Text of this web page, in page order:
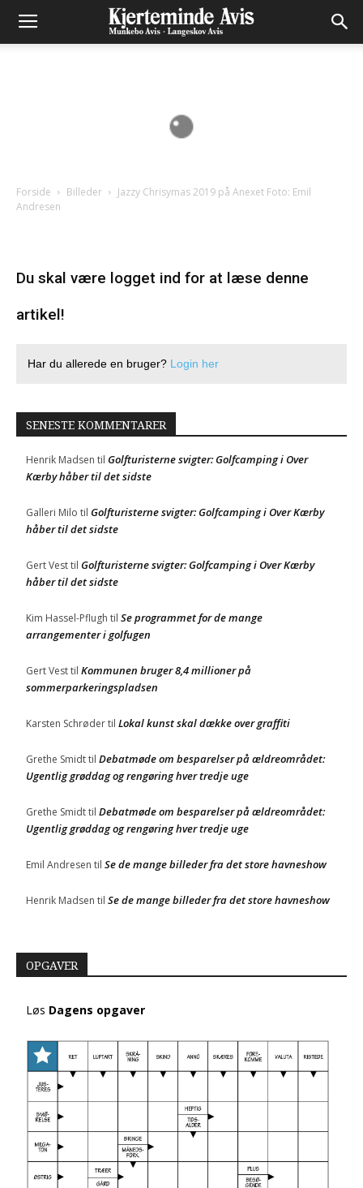
Forside Billeder
Jazzy Chrisymas 2019 på Anexet Foto: Emil
Andresen
Du skal være logget ind for at læse denne
artikel!
Har du allerede en bruger? Login her
SENESTE KOMMENTARER
Henrik Madsen til Golfturisterne svigter: Golfcamping i Over
Kærby håber til det sidste
Galleri Milo til Golfturisterne svigter: Golfcamping i Over Kærby
håber til det sidste
Gert Vesttil Golfturisterne svigter: Golfcamping i Over Kærby
håber til det sidste
Kim Hassel-Pflugh til Se programmet for de mange
arrangementer i golfugen
Gert Vesttil Kommunen bruger 8,4 millioner på
sommerparkeringspladsen
Karsten Schrødertil Lokal kunst skal dække over graffiti
Grethe Smidttil Debatmøde om besparelser på ældreområdet:
Ugentlig grøddag og rengøring hver tredje uge
Grethe Smidttil Debatmøde om besparelser på ældreområdet:
Ugentlig grøddag og rengøring hver tredje uge
Emil Andresen til Se de mange billeder fra det store havneshow
Henrik Madsen til Se de mange billeder fra det store havneshow
OPGAVER
Løs Dagens opgaver